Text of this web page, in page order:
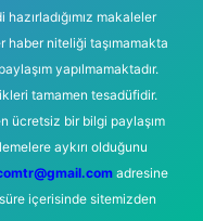
makaleler
haber niteliği taşımamakta
yapılmamaktadır.
tamamen tesadüfidir.
ücretsiz bir bilgi paylaşım
aykırı olduğunu
adresine
içerisinde sitemizden